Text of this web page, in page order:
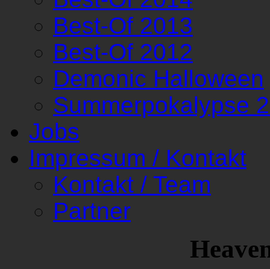
Best-Of 2013
Best-Of 2012
Demonic Halloween
Summerpokalypse
Jobs
Impressum / Kontakt
Kontakt / Team
Partner